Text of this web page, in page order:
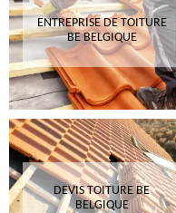
ENTREPRISE DE TOITURE
BE BELGIQUE
DEVIS TOITURE BE
BELGIQUE